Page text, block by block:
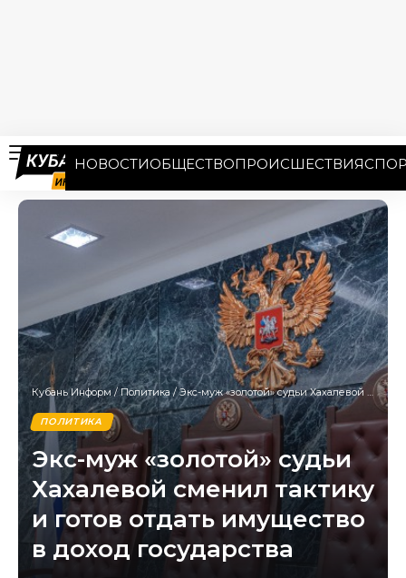
НОВОСТИОБЩЕСТВОПРОИСШЕСТВИЯ
Кубань Информ /Политика/Экс-муж «золотой» судьи Хахалевой сменил тактику и готов отдать имущество в доход государства
ПОЛИТИКА
Экс-муж «золотой» судьи
Хахалевой сменил тактику
и готов отдать имущество
в доход государства